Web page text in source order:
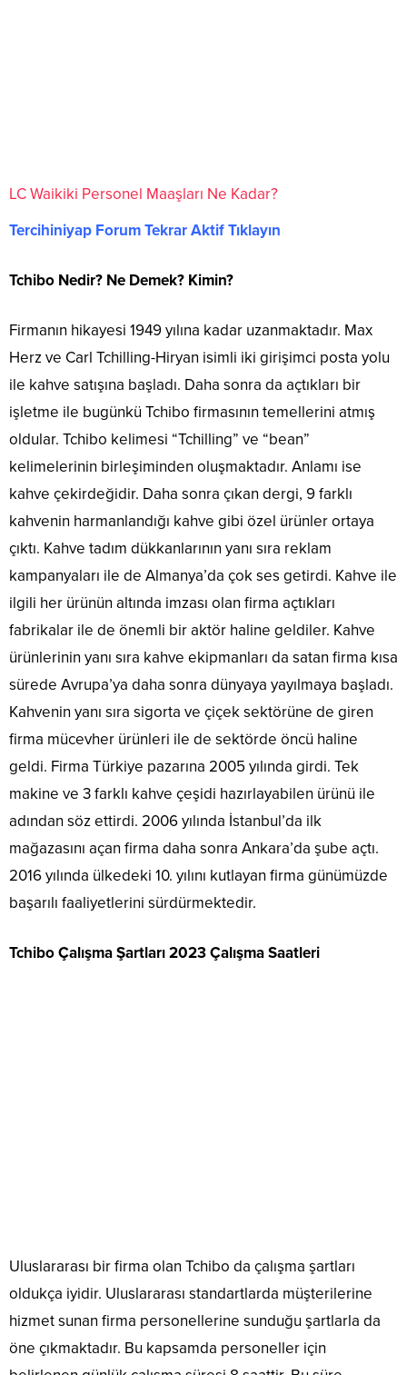
LC Waikiki Personel Maaşları Ne Kadar?
Tercihiniyap Forum Tekrar Aktif Tıklayın
Tchibo Nedir? Ne Demek? Kimin?
Firmanın hikayesi 1949 yılına kadar uzanmaktadır. Max
Herz ve Carl Tchilling-Hiryan isimli iki girişimci posta yolu
ile kahve satışına başladı. Daha sonra da açtıkları bir
işletme ile bugünkü Tchibo firmasının temellerini atmış
oldular. Tchibo kelimesi “Tchilling” ve “bean”
kelimelerinin birleşiminden oluşmaktadır. Anlamı ise
kahve çekirdeğidir. Daha sonra çıkan dergi, 9 farklı
kahvenin harmanlandığı kahve gibi özel ürünler ortaya
çıktı. Kahve tadım dükkanlarının yanı sıra reklam
kampanyaları ile de Almanya’da çok ses getirdi. Kahve ile
ilgili her ürünün altında imzası olan firma açtıkları
fabrikalar ile de önemli bir aktör haline geldiler. Kahve
ürünlerinin yanı sıra kahve ekipmanları da satan firma kısa
sürede Avrupa’ya daha sonra dünyaya yayılmaya başladı.
Kahvenin yanı sıra sigorta ve çiçek sektörüne de giren
firma mücevher ürünleri ile de sektörde öncü haline
geldi. Firma Türkiye pazarına 2005 yılında girdi. Tek
makine ve 3 farklı kahve çeşidi hazırlayabilen ürünü ile
adından söz ettirdi. 2006 yılında İstanbul’da ilk
mağazasını açan firma daha sonra Ankara’da şube açtı.
2016 yılında ülkedeki 10. yılını kutlayan firma günümüzde
başarılı faaliyetlerini sürdürmektedir.
Tchibo Çalışma Şartları 2023 Çalışma Saatleri
Uluslararası bir firma olan Tchibo da çalışma şartları
oldukça iyidir. Uluslararası standartlarda müşterilerine
hizmet sunan firma personellerine sunduğu şartlarla da
öne çıkmaktadır. Bu kapsamda personeller için